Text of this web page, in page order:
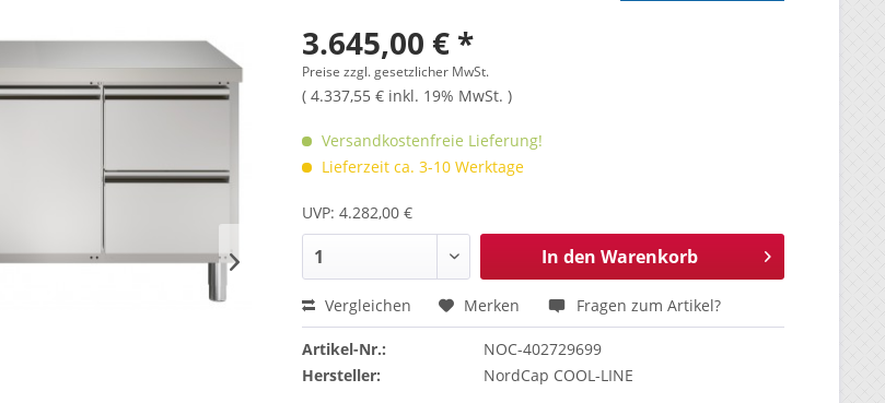
3.645,00 € *
Preise zzgl. gesetzlicher MwSt.
( 4.337,55 € inkl. 19% MwSt. )
Versandkostenfreie Lieferung!
Lieferzeit ca. 3-10 Werktage
UVP: 4.282,00 €
In den Warenkorb
Vergleichen Merken Fragen zum Artikel?
Artikel-Nr.:
NOC-402729699
Hersteller:
NordCap COOL-LINE